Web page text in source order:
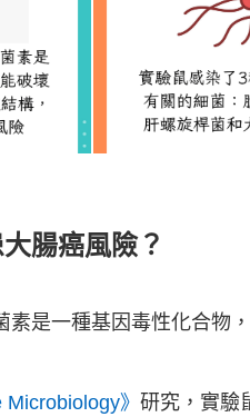
腸癌風險？
素是一種基因毒性化合物
Microbiology》 研究，實驗